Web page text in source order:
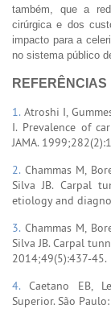
também, que a
cirúrgica e dos
impacto para a
no sistema público
REFERÊNCIAS
1. Atroshi I,
I. Prevalence of
JAMA.
2. Chammas M,
Silva JB. Carpal
etiology and
3. Chammas M,
Silva JB. Carpal
2014;49(5):437-45.
4. Caetano EB,
Superior. São